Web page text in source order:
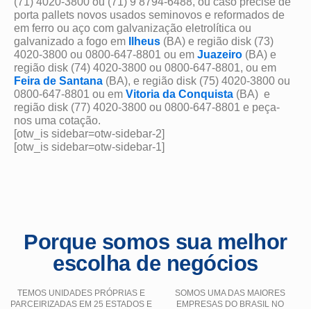
porta pallets novos usados seminovos e reformados de
em ferro ou aço com galvanização eletrolítica ou
galvanizado a fogo em
Ilheus (BA) e região disk (73)
4020-3800 ou 0800-647-8801 ou em Juazeiro (BA) e
região disk (74) 4020-3800 ou 0800-647-8801, ou em
Feira de Santana (BA), e região disk (75) 4020-3800 ou
0800-647-8801 ou em Vitoria da Conquista (BA) e
região disk (77) 4020-3800 ou 0800-647-8801 e peça-
nos uma cotação.
[otw_is sidebar=otw-sidebar-2]
[otw_is sidebar=otw-sidebar-1]
Porque somos sua melhor
escolha de negócios
TEMOS UNIDADES PRÓPRIAS E
PARCEIRIZADAS EM 25 ESTADOS E
SOMOS UMA DAS MAIORES
EMPRESAS DO BRASIL NO